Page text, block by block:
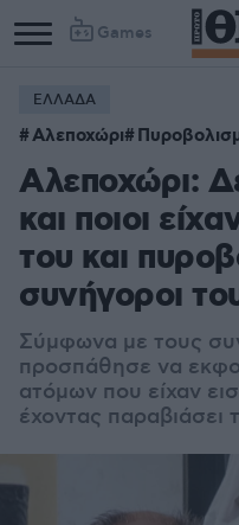
Games
ΕΛΛΑΔΑ
Αλεποχώρι
Αλεποχώρι:
και ποιοι
του και
συνήγοροι
Σύμφωνα με τους
προσπάθησε να
ατόμων που είχαν
έχοντας παραβιάσει